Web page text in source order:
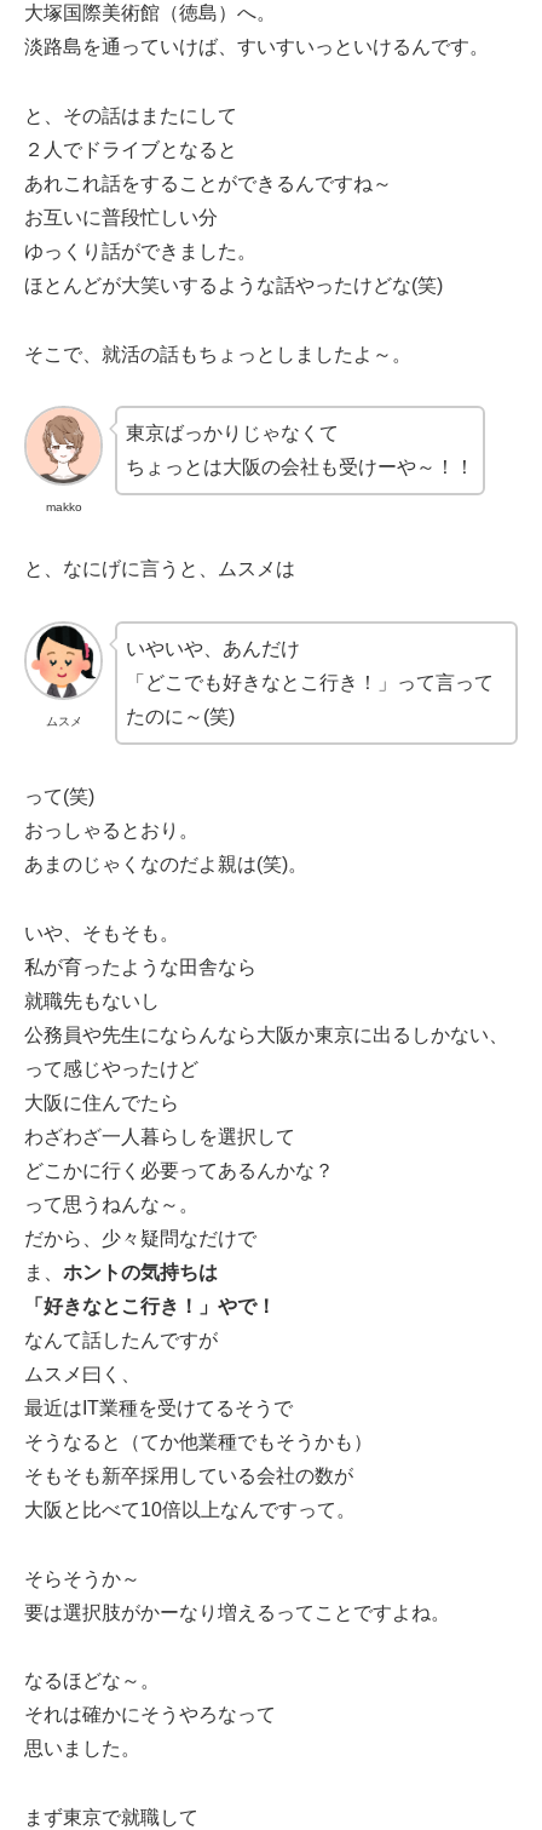
大塚国際美術館（徳島）へ。
淡路島を通っていけば、すいすいっといけるんです。
と、その話はまたにして
２人でドライブとなると
あれこれ話をすることができるんですね～
お互いに普段忙しい分
ゆっくり話ができました。
ほとんどが大笑いするような話やったけどな(笑)
そこで、就活の話もちょっとしましたよ～。
makko
東京ばっかりじゃなくて
ちょっとは大阪の会社も受けーや～！！
と、なにげに言うと、ムスメは
ムスメ
いやいや、あんだけ
「どこでも好きなとこ行き！」って言って
たのに～(笑)
って(笑)
おっしゃるとおり。
あまのじゃくなのだよ親は(笑)。
いや、そもそも。
私が育ったような田舎なら
就職先もないし
公務員や先生にならんなら大阪か東京に出るしかない、
って感じやったけど
大阪に住んでたら
わざわざ一人暮らしを選択して
どこかに行く必要ってあるんかな？
って思うねんな～。
だから、少々疑問なだけで
ま、 ホントの気持ちは
「好きなとこ行き！」やで！
なんて話したんですが
ムスメ曰く、
最近はIT業種を受けてるそうで
そうなると（てか他業種でもそうかも）
そもそも新卒採用している会社の数が
大阪と比べて10倍以上なんですって。
そらそうか～
要は選択肢がかーなり増えるってことですよね。
なるほどな～。
それは確かにそうやろなって
思いました。
まず東京で就職して